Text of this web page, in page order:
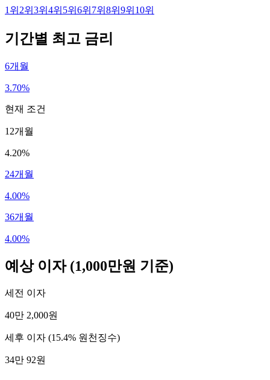
1 위 2위 3위 4위 5위 6위 7위 8위 9위 10위
기간별 최고 금리
6개월
3.70%
현재 조건
12개월
4.20%
24개월
4.00%
36개월
4.00%
예상 이자 (1,000만원 기준)
세전 이자
40만 2,000원
세후 이자 (15.4% 원천징수)
34만 92원